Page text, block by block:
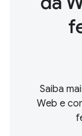
Saiba
Web e